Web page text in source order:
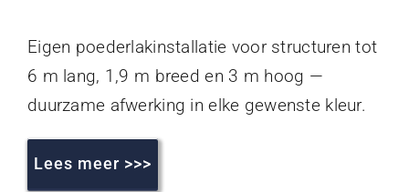
Eigen poederlakinstallatie voor structuren tot
6 m lang, 1,9 m breed en 3 m hoog —
duurzame afwerking in elke gewenste kleur.
Lees meer >>>